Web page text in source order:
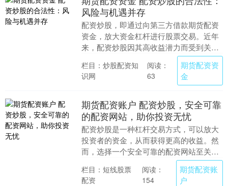
风险与机遇并存
配资炒股，即通过向第三方借款期货配资
资金，放大资金杠杆进行股票交易。近年
来，配资炒股因其高收益潜力而受到关
注，但其合法性也引发争议。 * **监管合
规：**平台....
栏目：炒股配资知
识网
阅读：
63
期货配资资
金
期货配资账户 配资炒股，安全可靠
的配资网站，助你投资无忧
配资炒股是一种杠杆交易方式，可以放大
投资者的资金，从而获得更高的收益。然
而，选择一个安全可靠的配资网站至关重
要，以避免资金损失和投资风险。 * **放
大收益：*....
栏目：短线股票
配资
阅读：
154
期货配资账
户